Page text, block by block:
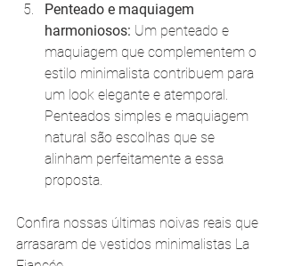
Penteado e maquiagem
harmoniosos: Um penteado e
maquiagem que complementem o
estilo minimalista contribuem para
um look elegante e atemporal.
Penteados simples e maquiagem
natural são escolhas que se
alinham perfeitamente a essa
proposta.
Confira nossas últimas noivas reais que
arrasaram de vestidos minimalistas La